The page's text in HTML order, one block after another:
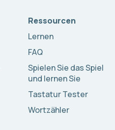
Ressourcen
Lernen
FAQ
Spielen Sie das Spiel
und lernen Sie
Tastatur Tester
Wortzähler